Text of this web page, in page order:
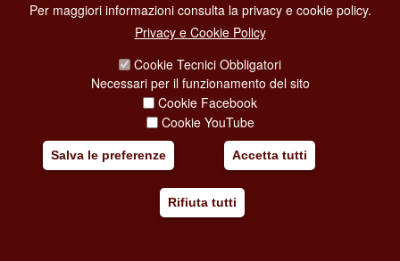
CONTACT CENTER TEL. 06 06 08
CONTATTA LA REDAZIONE
SOCIAL MEDIA POLICY
COPYRIGHT
Per maggiori informazioni consulta la privacy e cookie policy.
Privacy e Cookie Policy
Cookie Tecnici Obbligatori
Necessari per il funzionamento del sito
Cookie Facebook
Cookie YouTube
Salva le preferenze Accetta tutti
Rifiuta tutti